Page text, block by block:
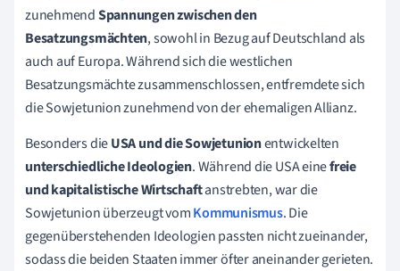
zunehmendSpannungen zwischen den
Besatzungsmächten, sowohl in Bezug auf Deutschland als
auch auf Europa. Während sich die westlichen
Besatzungsmächte zusammenschlossen, entfremdete sich
die Sowjetunion zunehmend von der ehemaligen Allianz.
Besonders dieUSA und die Sowjetunionentwickelten
unterschiedliche Ideologien. Während die USA einefreie
und kapitalistische Wirtschaftanstrebten, war die
Sowjetunion überzeugt vomKommunismus. Die
gegenüberstehenden Ideologien passten nicht zueinander,
sodass die beiden Staaten immer öfter aneinander gerieten.